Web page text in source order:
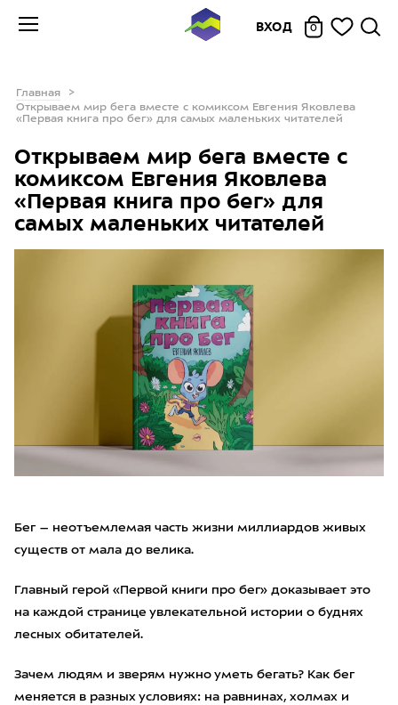
ВХОД 0
Главная
Открываем мир бега вместе с комиксом Евгения Яковлева
«Первая книга про бег» для самых маленьких читателей
Открываем мир бега вместе с
комиксом Евгения Яковлева
«Первая книга про бег» для
самых маленьких читателей
Бег – неотъемлемая часть жизни миллиардов живых
существ от мала до велика.
Главный герой «Первой книги про бег» доказывает это
на каждой странице увлекательной истории о буднях
лесных обитателей.
Зачем людям и зверям нужно уметь бегать? Как бег
меняется в разных условиях: на равнинах, холмах и